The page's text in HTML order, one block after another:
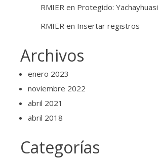
RMIER en Protegido: Yachayhuasi
RMIER en Insertar registros
Archivos
enero 2023
noviembre 2022
abril 2021
abril 2018
Categorías